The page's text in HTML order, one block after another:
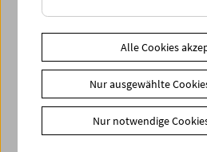
Vorschau Sept / Okt 2026
Regelmäßige Programme
Programmarchiv
Alle Cookies
Nur ausgewählte
Nur notwendige